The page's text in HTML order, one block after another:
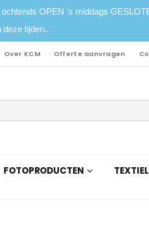
OPEN 's middags
deze tijden..
Over KCM Offerte aanvragen
FOTOPRODUCTEN